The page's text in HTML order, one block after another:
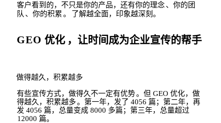
客户看到的，不只是你的产品，还有你的理念、你的团
队 、你的积累 。 了解越全面， 印象越深刻。
GEO 优化 ，让时间成为企业宣传的帮手
做得越久，积累越多
有些宣传方式，做得久不一定有优势。但 GEO优化，做
得越久，积累越多 。第一年， 发了 4056篇；第二年，再
发 4056篇，总量变成 8000 多篇；第三年，总量超过
12000篇。